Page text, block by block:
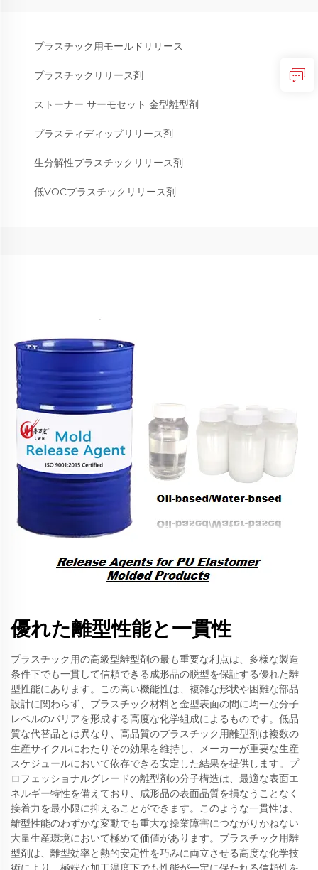
プラスチック用モールドリリース
プラスチックリリース剤
ストーナー サーモセット 金型離型剤
プラスティディップリリース剤
生分解性プラスチックリリース剤
低VOCプラスチックリリース剤
優れた離型性能と一貫性
プラスチック用の高級型離型剤の最も重要な利点は、多様な製造
条件下でも一貫して信頼できる成形品の脱型を保証する優れた離
型性能にあります。この高い機能性は、複雑な形状や困難な部品
設計に関わらず、プラスチック材料と金型表面の間に均一な分子
レベルのバリアを形成する高度な化学組成によるものです。低品
質な代替品とは異なり、高品質のプラスチック用離型剤は複数の
生産サイクルにわたりその効果を維持し、メーカーが重要な生産
スケジュールにおいて依存できる安定した結果を提供します。プ
ロフェッショナルグレードの離型剤の分子構造は、最適な表面エ
ネルギー特性を備えており、成形品の表面品質を損なうことなく
接着力を最小限に抑えることができます。このような一貫性は、
離型性能のわずかな変動でも重大な操業障害につながりかねない
大量生産環境において極めて価値があります。プラスチック用離
型剤は、離型効率と熱的安定性を巧みに両立させる高度な化学技